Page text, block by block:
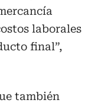
laborales
final”,
también